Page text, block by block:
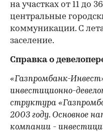
на участках от 11 до
центральные
коммуникации. С
заселение.
Справка о
«Газпромбанк-
инвестиционно-
структура
2003 году. Основное
компании -